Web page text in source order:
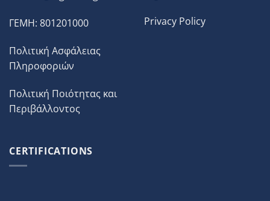
ΓΕΜΗ: 801201000
Πολιτική Ασφάλειας
Πληροφοριών
Πολιτική Ποιότητας και
Περιβάλλοντος
Privacy Policy
CERTIFICATIONS